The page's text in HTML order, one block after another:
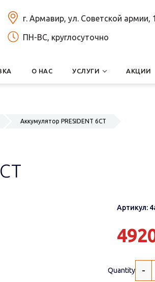
г. Армавир, ул. Советской армии,
ПН-ВС, круглосуточно
О НАС УСЛУГИ АКЦИИ
Аккумулятор PRESIDENT 6СТ
Артикул:
Quantity -